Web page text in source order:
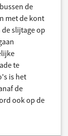
de
met de kont
slijtage op
te
is het
de
ook op de